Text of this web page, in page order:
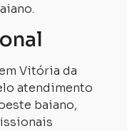
Vitória da
atendimento
baiano,